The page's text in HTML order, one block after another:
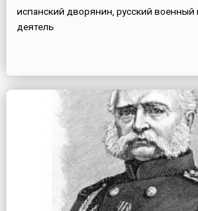
испанский дворянин, русский военный
деятель